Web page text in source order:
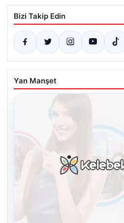
Bizi Takip Edin
Yan Manşet